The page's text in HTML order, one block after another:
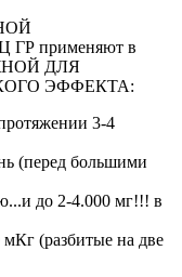
применяют в
ДЛЯ
ЭФФЕКТА:
3-4
(перед большими
до 2-4.000 мг!!! в
(разбитые на две